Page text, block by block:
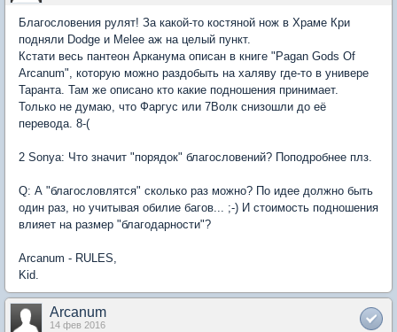
Благословения рулят! За какой-то костяной нож в Храме Кри
подняли Dodge и Melee аж на целый пункт.
Кстати весь пантеон Арканума описан в книге "Pagan Gods Of
Arcanum", которую можно раздобыть на халяву где-то в универе
Таранта. Там же описано кто какие подношения принимает.
Только не думаю, что Фаргус или 7Волк снизошли до её
перевода. 8-(
2 Sonya: Что значит "порядок" благословений? Поподробнее плз.
Q: А "благословлятся" сколько раз можно? По идее должно быть
один раз, но учитывая обилие багов... ;-) И стоимость подношения
влияет на размер "благодарности"?
Arcanum - RULES,
Kid.
Arcanum
14 фев 2016